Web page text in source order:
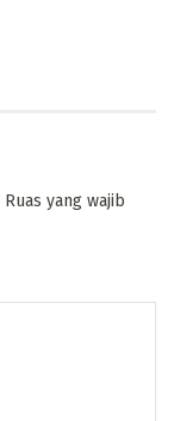
Ruas yang wajib